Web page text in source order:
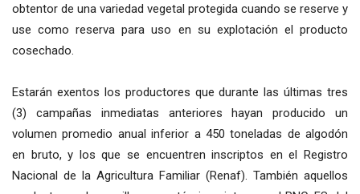
obtentor de una variedad vegetal protegida cuando se reserve y
use como reserva para uso en su explotación el producto
cosechado.
Estarán exentos los productores que durante las últimas tres
(3) campañas inmediatas anteriores hayan producido un
volumen promedio anual inferior a 450 toneladas de algodón
en bruto, y los que se encuentren inscriptos en el Registro
Nacional de la Agricultura Familiar (Renaf). También aquellos